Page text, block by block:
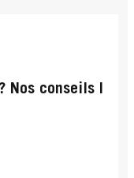
Nos conseils |